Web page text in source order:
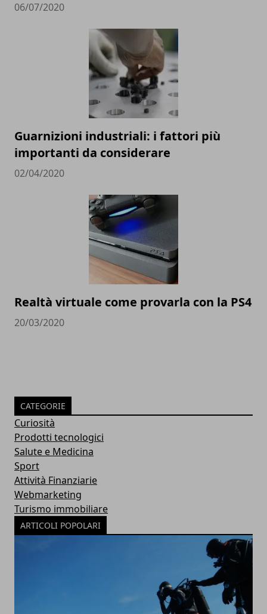
06/07/2020
Guarnizioni industriali: i fattori più
importanti da considerare
02/04/2020
Realtà virtuale come provarla con la PS4
20/03/2020
CATEGORIE
Curiosità
Prodotti tecnologici
Salute e Medicina
Sport
Attività Finanziarie
Webmarketing
Turismo immobiliare
ARTICOLI POPOLARI